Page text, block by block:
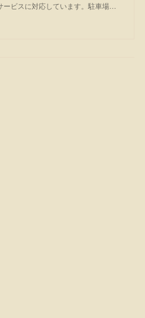
ビスに対応しています。駐車場…